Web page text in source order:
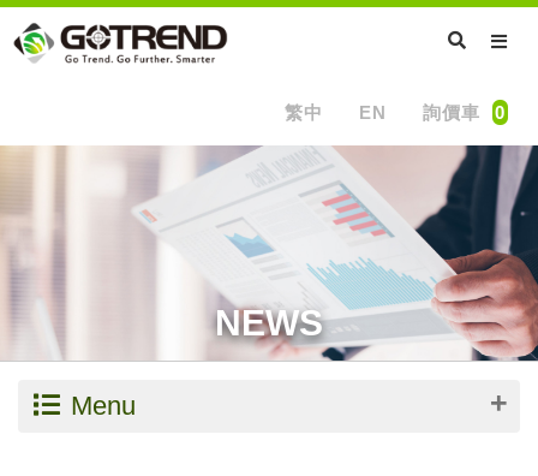
繁中 EN 詢價車 0
NEWS
Menu